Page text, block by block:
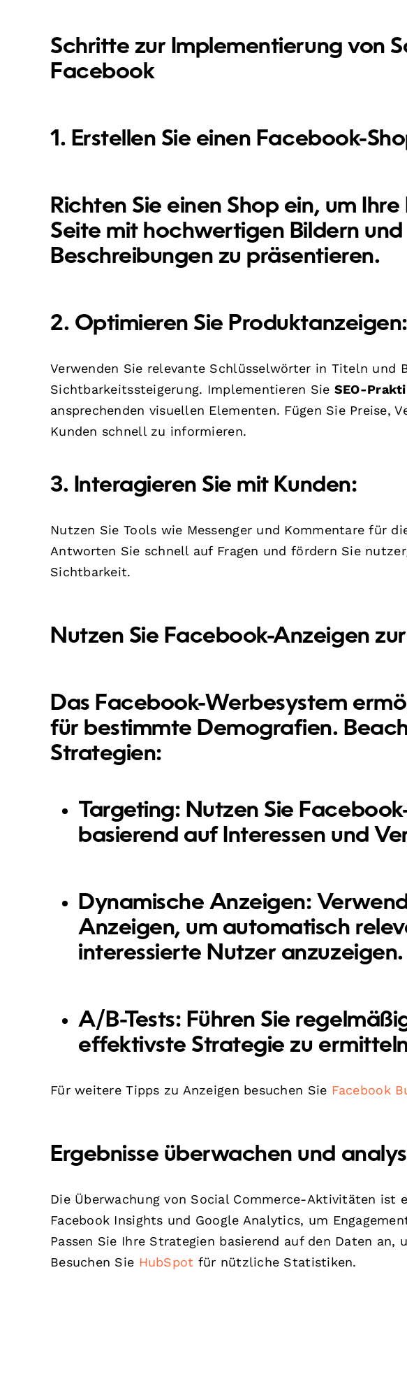
Schritte zur Implementierung von
Facebook
1. Erstellen Sie einen Facebook-
Richten Sie einen Shop ein, um
Seite mit hochwertigen Bildern
Beschreibungen zu präsentieren.
2. Optimieren Sie Produktanzeigen:
Verwenden Sie relevante Schlüsselwörter in Titeln und
Sichtbarkeitssteigerung. Implementieren Sie SEO-
ansprechenden visuellen Elementen. Fügen Sie Preise,
Kunden schnell zu informieren.
3. Interagieren Sie mit Kunden:
Nutzen Sie Tools wie Messenger und Kommentare für
Antworten Sie schnell auf Fragen und fördern Sie
Sichtbarkeit.
Nutzen Sie Facebook-Anzeigen
Das Facebook-Werbesystem
für bestimmte Demografien.
Strategien:
Targeting: Nutzen Sie
basierend auf Interessen und
Dynamische Anzeigen:
Anzeigen, um automatisch
interessierte Nutzer anzuzeigen.
A/B-Tests: Führen Sie
effektivste Strategie zu
Für weitere Tipps zu Anzeigen besuchen Sie Facebook
Ergebnisse überwachen und
Die Überwachung von Social Commerce-Aktivitäten ist
Facebook Insights und Google Analytics, um
Passen Sie Ihre Strategien basierend auf den Daten an,
Besuchen Sie HubSpot für nützliche Statistiken.